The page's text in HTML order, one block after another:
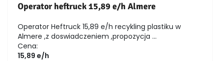
Operator heftruck 15,89 e/h Almere
Operator Heftruck 15,89 e/h recykling plastiku w
Almere ,z doswiadczeniem ,propozycja ...
Cena:
15,89 e/h